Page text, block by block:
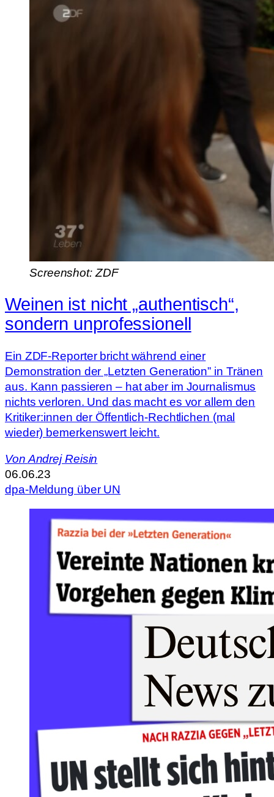
Screenshot: ZDF
Weinen ist nicht „authentisch“,
sondern unprofessionell
Ein ZDF-Reporter bricht während einer
Demonstration der „Letzten Generation” in Tränen
aus. Kann passieren – hat aber im Journalismus
nichts verloren. Und das macht es vor allem den
Kritiker:innen der Öffentlich-Rechtlichen (mal
wieder) bemerkenswert leicht.
VonAndrej Reisin
06.06.23
dpa-Meldung über UN